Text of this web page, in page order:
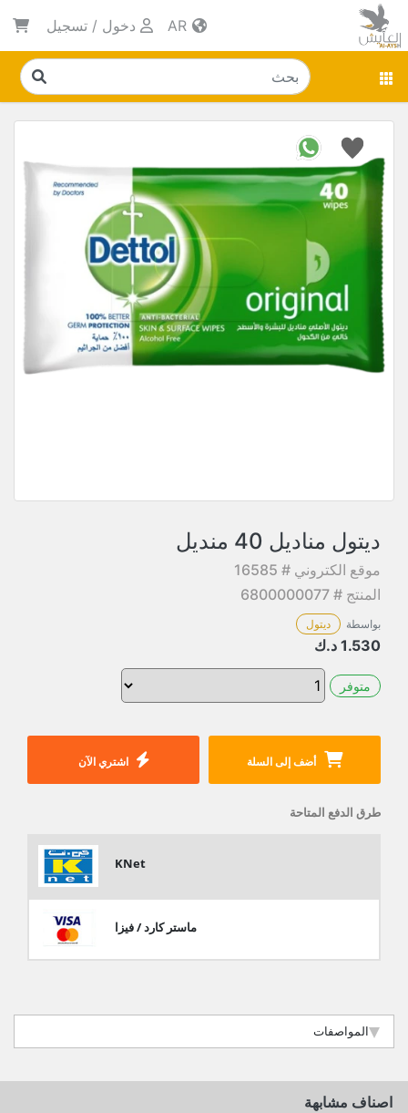
دخول / تسجيل
ديتول مناديل 40 منديل
موقع الكتروني # 16585
المنتج # 6800000077
بواسطة ديتول
1.530 د.ك
متوفر
أضف إلى السلة اشتري الآن
طرق الدفع المتاحة
KNet
ماستر كارد / فيزا
المواصفات
اصناف مشابهة